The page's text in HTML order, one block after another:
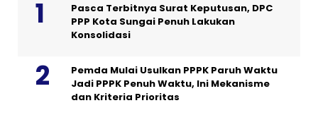
Pasca Terbitnya Surat Keputusan, DPC
PPP Kota Sungai Penuh Lakukan
Konsolidasi
Pemda Mulai Usulkan PPPK Paruh Waktu
Jadi PPPK Penuh Waktu, Ini Mekanisme
dan Kriteria Prioritas